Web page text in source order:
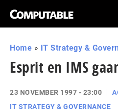
Home » IT Strategy &
Esprit en IMS
23 NOVEMBER 1997 - 23:00
IT STRATEGY & GOVERNANCE